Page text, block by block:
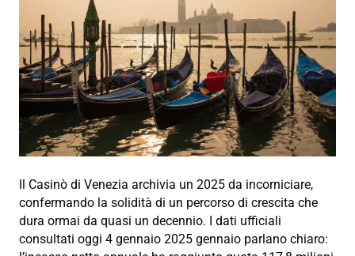
Il Casinò di Venezia archivia un 2025 da incorniciare,
confermando la solidità di un percorso di crescita che
dura ormai da quasi un decennio. I dati ufficiali
consultati oggi 4 gennaio 2025 gennaio parlano chiaro: